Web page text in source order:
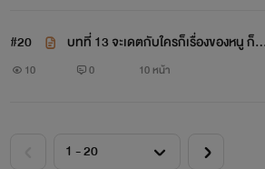
#20
บทที่ 13 จะเดตกับใครก็เรื่องของหนู ก็รู้
อยู่ว่าไม่ได้เป็นอะไรกัน
10 0 10 หน้า